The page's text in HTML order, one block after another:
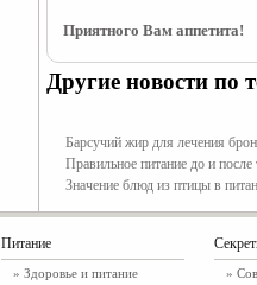
Приятного Вам аппетита!
Другие новости по
Барсучий жир для лечения
Правильное питание до и после
Значение блюд из птицы в
Питание
» Здоровье и питание
»